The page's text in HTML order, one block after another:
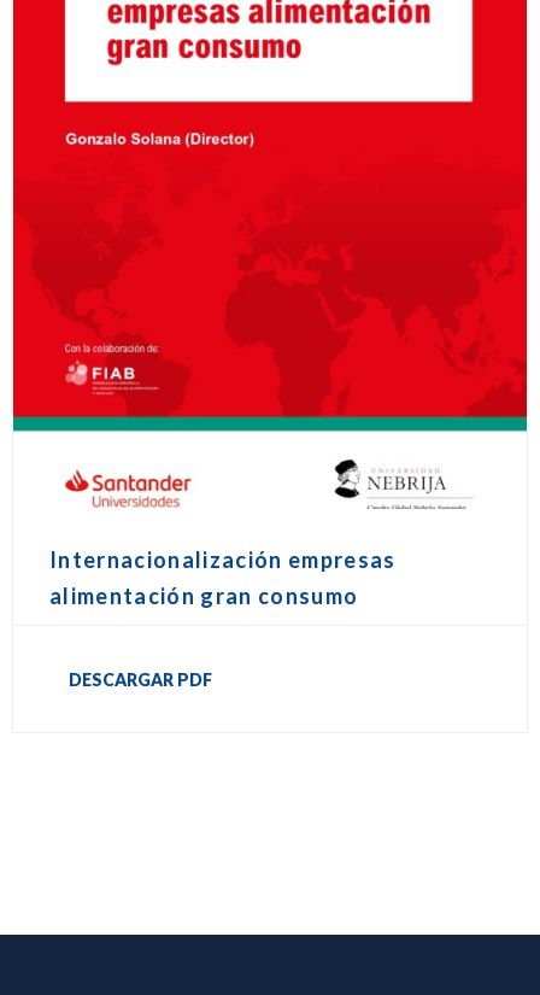
Internacionalización empresas
alimentación gran consumo
DESCARGAR PDF